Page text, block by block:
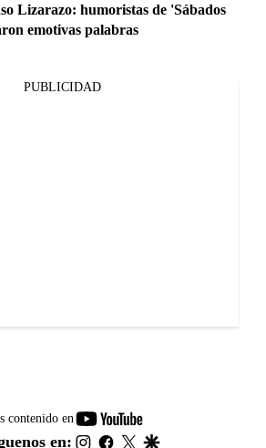
Lizarazo: humoristas de 'Sábados
emotivas palabras
PUBLICIDAD
contenido en
youtube-
footer
en: instagram
facebook
twitter